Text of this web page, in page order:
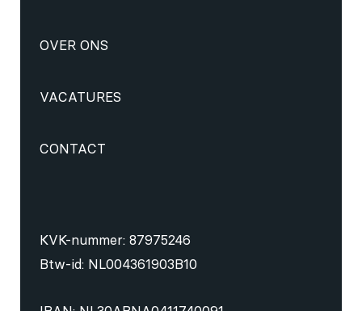
OVER ONS
VACATURES
CONTACT
KVK-nummer: 87975246
Btw-id: NL004361903B10